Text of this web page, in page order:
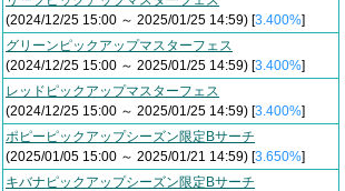
(2024/12/25 15:00 ～ 2025/01/25 14:59) [3.400%]
グリーンピックアップマスターフェス
(2024/12/25 15:00 ～ 2025/01/25 14:59) [3.400%]
レッドピックアップマスターフェス
(2024/12/25 15:00 ～ 2025/01/25 14:59) [3.400%]
ポピーピックアップシーズン限定Bサーチ
(2025/01/05 15:00 ～ 2025/01/21 14:59) [3.650%]
キバナピックアップシーズン限定Bサーチ